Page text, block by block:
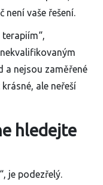
není vaše řešení.
terapiím“,
a nejsou zaměřené
ale neřeší
hledejte
je podezřelý.